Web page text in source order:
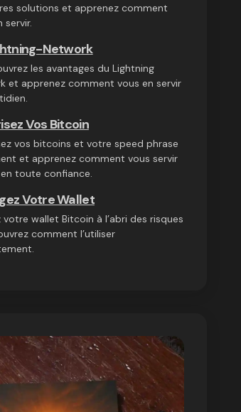
solutions et apprenez comment
servir.
Network
les avantages du Lightning
et apprenez comment vous en servir
Vos Bitcoin
vos bitcoins et votre speed phrase
et apprenez comment vous servir
toute confiance.
Votre Wallet
votre wallet Bitcoin à l’abri des risques
comment l’utiliser